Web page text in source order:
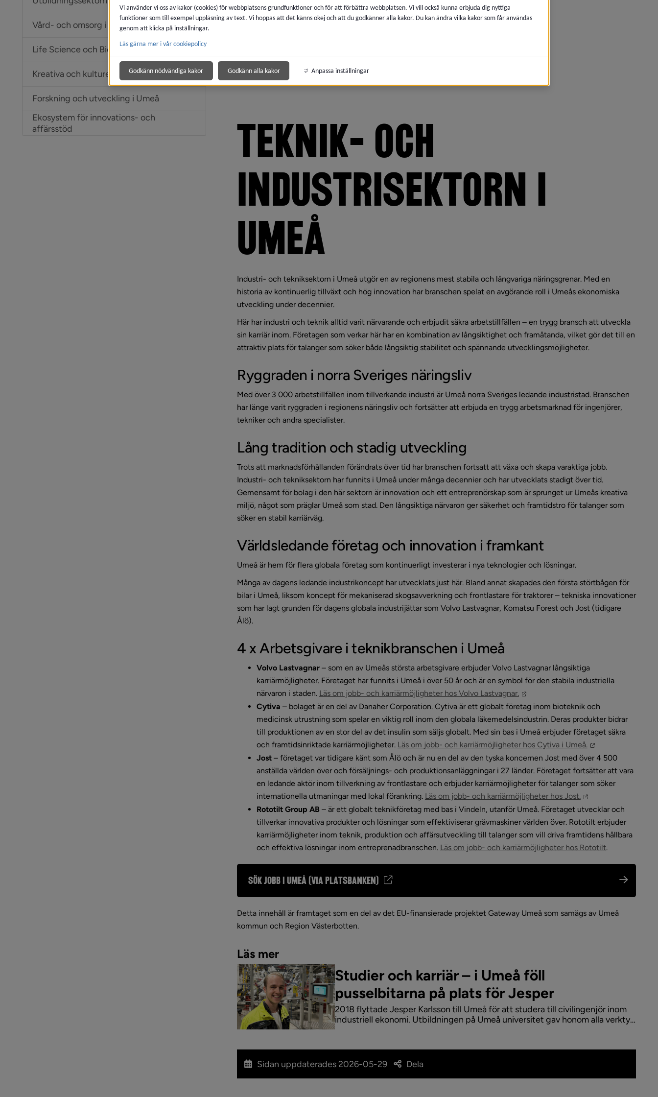
Vård- och omsorg i Umeå
Life Science och Biotech i Umeå
Kreativa och kulturella sektorn i Umeå
Forskning och utveckling i Umeå
Ekosystem för innovations- och
affärsstöd
TEKNIK- OCH
INDUSTRISEKTORN I
UMEÅ
Industri- och tekniksektorn i Umeå utgör en av regionens mest stabila och långvariga näringsgrenar. Med en
historia av kontinuerlig tillväxt och hög innovation har branschen spelat en avgörande roll i Umeås ekonomiska
utveckling under decennier.
Här har industri och teknik alltid varit närvarande och erbjudit säkra arbetstillfällen – en trygg bransch att utveckla
sin karriär inom. Företagen som verkar här har en kombination av långsiktighet och framåtanda, vilket gör det till en
attraktiv plats för talanger som söker både långsiktig stabilitet och spännande utvecklingsmöjligheter.
Ryggraden i norra Sveriges näringsliv
Med över 3 000 arbetstillfällen inom tillverkande industri är Umeå norra Sveriges ledande industristad. Branschen
har länge varit ryggraden i regionens näringsliv och fortsätter att erbjuda en trygg arbetsmarknad för ingenjörer,
tekniker och andra specialister.
Lång tradition och stadig utveckling
Trots att marknadsförhållanden förändrats över tid har branschen fortsatt att växa och skapa varaktiga jobb.
Industri- och tekniksektorn har funnits i Umeå under många decennier och har utvecklats stadigt över tid.
Gemensamt för bolag i den här sektorn är innovation och ett entreprenörskap som är sprunget ur Umeås kreativa
miljö, något som präglar Umeå som stad. Den långsiktiga närvaron ger säkerhet och framtidstro för talanger som
söker en stabil karriärväg.
Världsledande företag och innovation i framkant
Umeå är hem för flera globala företag som kontinuerligt investerar i nya teknologier och lösningar.
Många av dagens ledande industrikoncept har utvecklats just här. Bland annat skapades den första störtbågen för
bilar i Umeå, liksom koncept för mekaniserad skogsavverkning och frontlastare för traktorer – tekniska innovationer
som har lagt grunden för dagens globala industrijättar som Volvo Lastvagnar, Komatsu Forest och Jost (tidigare
Ålö).
4 x Arbetsgivare i teknikbranschen i Umeå
Volvo Lastvagnar – som en av Umeås största arbetsgivare erbjuder Volvo Lastvagnar långsiktiga
karriärmöjligheter. Företaget har funnits i Umeå i över 50 år och är en symbol för den stabila industriella
närvaron i staden. Läs om jobb- och karriärmöjligheter hos Volvo Lastvagnar.
Länk till annan webbplats, öppnas i
Cytiva – bolaget är en del av Danaher Corporation. Cytiva är ett globalt företag inom bioteknik och
medicinsk utrustning som spelar en viktig roll inom den globala läkemedelsindustrin. Deras produkter bidrar
till produktionen av en stor del av det insulin som säljs globalt. Med sin bas i Umeå erbjuder företaget säkra
och framtidsinriktade karriärmöjligheter. Läs om jobb- och karriärmöjligheter hos Cytiva i Umeå.
Länk till annan
Jost – företaget var tidigare känt som Ålö och är nu en del av den tyska koncernen Jost med över 4 500
anställda världen över och försäljnings- och produktionsanläggningar i 27 länder. Företaget fortsätter att vara
en ledande aktör inom tillverkning av frontlastare och erbjuder karriärmöjligheter för talanger som söker
internationella utmaningar med lokal förankring. Läs om jobb- och karriärmöjligheter hos Jost.
Länk till annan
Rototilt Group AB – är ett globalt teknikföretag med bas i Vindeln, utanför Umeå. Företaget utvecklar och
tillverkar innovativa produkter och lösningar som effektiviserar grävmaskiner världen över. Rototilt erbjuder
karriärmöjligheter inom teknik, produktion och affärsutveckling till talanger som vill driva framtidens hållbara
och effektiva lösningar inom entreprenadbranschen. Läs om jobb- och karriärmöjligheter hos RototiltLänk till
.
Sök jobb i Umeå (via platsbanken)
Detta innehåll är framtaget som en del av det EU-finansierade projektet Gateway Umeå som samägs av Umeå
kommun och Region Västerbotten.
Läs mer
Studier och karriär – i Umeå föll
pusselbitarna på plats för Jesper
2018 flyttade Jesper Karlsson till Umeå för att studera till civilingenjör inom
industriell ekonomi. Utbildningen på Umeå universitet gav honom alla verktyg
han behövde för att snabbt kliva in i arbetslivet. I dag är han dataanalytiker på
Sidan uppdaterades 2026-05-29 Dela
Vi använder vi oss av kakor (cookies) för webbplatsens grundfunktioner och för att förbättra webbplatsen. Vi vill också kunna erbjuda dig nyttiga
funktioner som till exempel uppläsning av text. Vi hoppas att det känns okej och att du godkänner alla kakor. Du kan ändra vilka kakor som får användas
genom att klicka på inställningar.
Läs gärna mer i vår cookiepolicy
Godkänn nödvändiga kakor Godkänn alla kakor Anpassa inställningar